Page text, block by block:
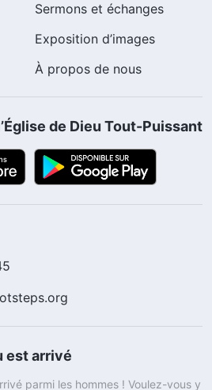
Sermons et échanges
Exposition d’images
À propos de nous
de Dieu Tout-Puissant
est arrivé
parmi les hommes ! Voulez-vous y